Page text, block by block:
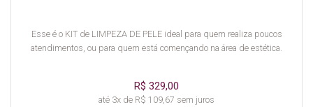
Esse é o KIT de LIMPEZA DE PELE ideal para quem realiza poucos
atendimentos, ou para quem está començando na área de estética.
R$ 329,00
até 3x de R$ 109,67 sem juros